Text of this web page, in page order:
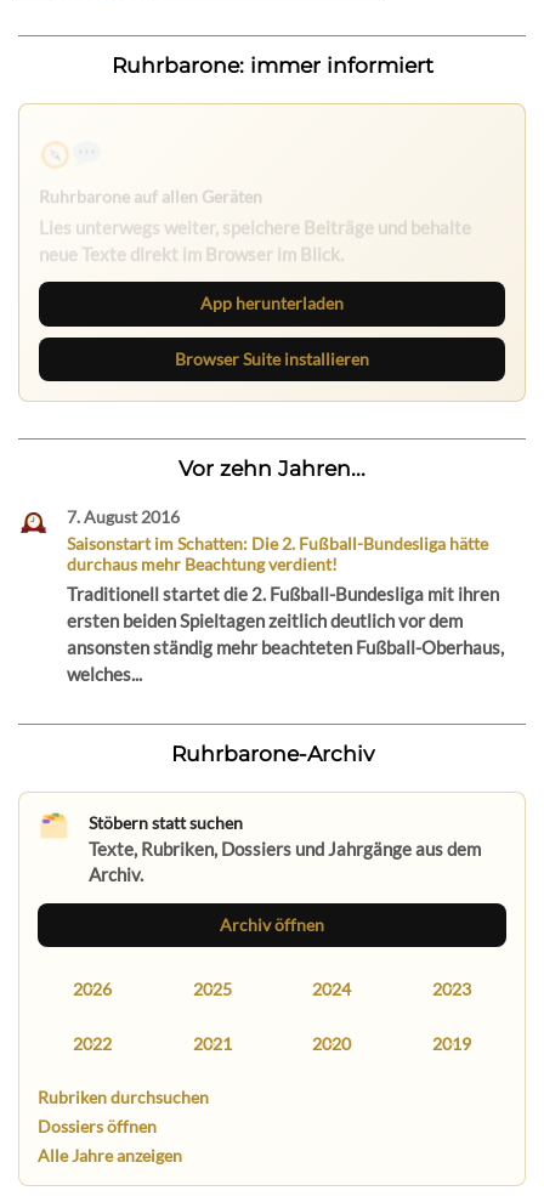
Ruhrbarone: immer informiert
Ruhrbarone auf allen Geräten
Lies unterwegs weiter, speichere Beiträge und behalte
neue Texte direkt im Browser im Blick.
App herunterladen
Browser Suite installieren
Vor zehn Jahren...
7. August 2016
Saisonstart im Schatten: Die 2. Fußball-Bundesliga hätte
durchaus mehr Beachtung verdient!
Traditionell startet die 2. Fußball-Bundesliga mit ihren
ersten beiden Spieltagen zeitlich deutlich vor dem
ansonsten ständig mehr beachteten Fußball-Oberhaus,
welches...
Ruhrbarone-Archiv
Stöbern statt suchen
Texte, Rubriken, Dossiers und Jahrgänge aus dem
Archiv.
Archiv öffnen
2026 2025 2024 2023
2022 2021 2020 2019
Rubriken durchsuchen
Dossiers öffnen
Alle Jahre anzeigen